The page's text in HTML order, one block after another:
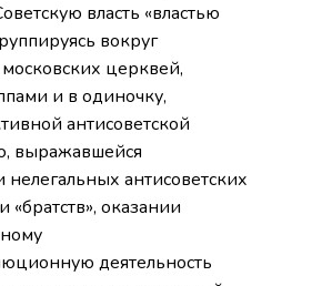
власть «властью
вокруг
церквей,
и в одиночку,
антисоветской
выражавшейся
нелегальных антисоветских
«братств», оказании
деятельность